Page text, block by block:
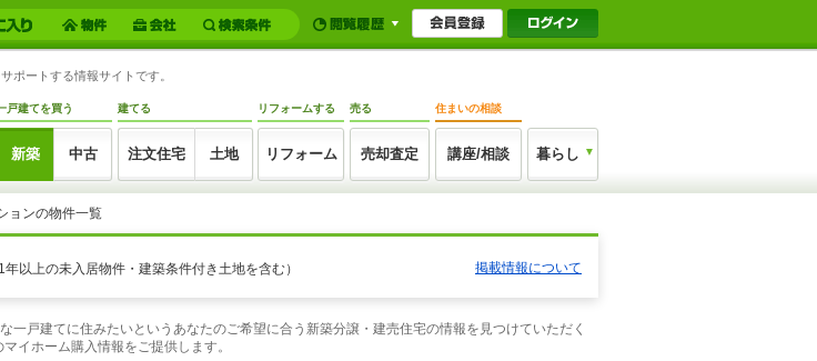
ポートする情報サイトです。
戸建てを買う
新築 中古
建てる
注文住宅 土地
リフォームする
リフォーム
売る
売却査定
住まいの相談
講座/相談 暮らし
ョンの物件一覧
1年以上の未入居物件・建築条件付き土地を含む） 掲載情報について
戸建てに住みたいというあなたのご希望に合う新築分譲・建売住宅の情報を見つけていただく
イホーム購入情報をご提供します。